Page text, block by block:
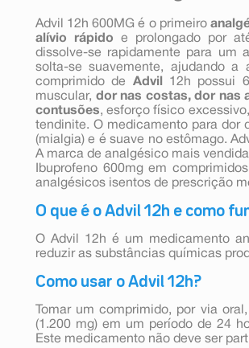
Advil 12h 600MG é o primeiro
alívio rápido e prolongado por
dissolve-se rapidamente para um
solta-se suavemente, ajudando
comprimido de Advil
12h possui
muscular, dor nas costas, dor nas
contusões, esforço físico
tendinite. O medicamento para dor
(mialgia) e é suave no estômago.
A marca de analgésico mais
Ibuprofeno 600mg em
analgésicos isentos de prescrição
O que é o Advil 12h e como
O Advil 12h é um medicamento
reduzir as substâncias químicas
Como usar o Advil 12h?
Tomar um comprimido, por via
(1.200 mg) em um período de 24
Este medicamento não deve ser